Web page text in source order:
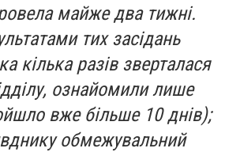
майже два тижні.
тих засідань
кілька разів зверталася
ознайомили лише
вже більше 10 днів);
обмежувальний